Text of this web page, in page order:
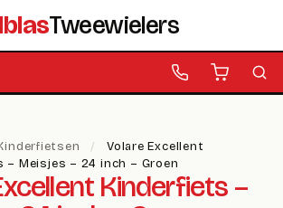
Tweewielers
/
Volare Excellent
– Meisjes – 24 inch – Groen
Kinderfiets –